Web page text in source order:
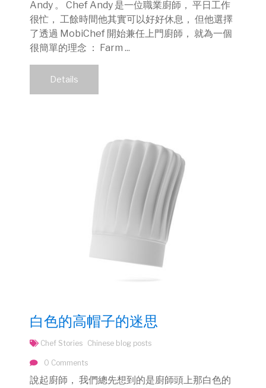
Andy 。 Chef Andy 是一位職業廚師， 平日工作
很忙， 工餘時間他其實可以好好休息， 但他選擇
了透過 MobiChef 開始兼任上門廚師， 就為一個
很簡單的理念 ： Farm ...
Details
白色的高帽子的迷思
Chef Stories Chinese blog posts
0 Comments
說起廚師， 我們總先想到的是廚師頭上那白色的